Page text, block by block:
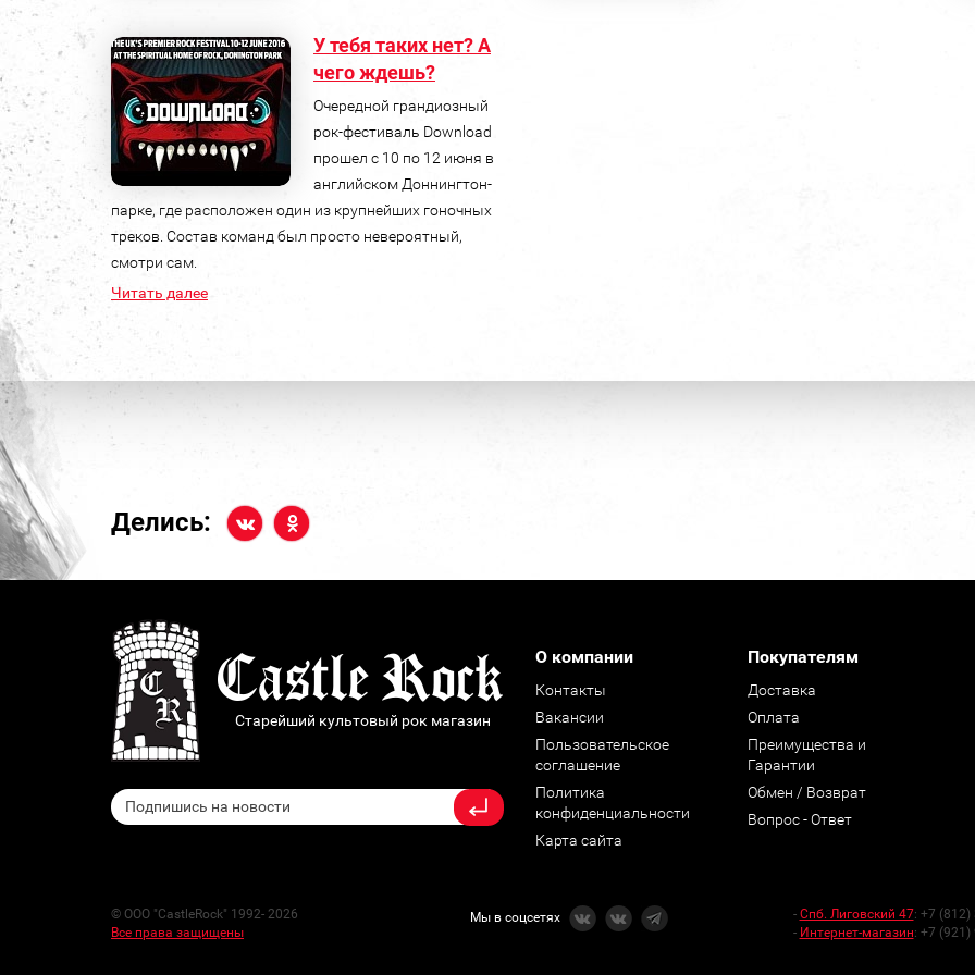
У тебя таких нет? А
чего ждешь?
Очередной грандиозный
рок-фестиваль Download
прошел с 10 по 12 июня в
английском Доннингтон-
парке, где расположен один из крупнейших гоночных
треков. Состав команд был просто невероятный,
смотри сам.
Читать далее
Делись:
Старейший культовый рок магазин
О компании
Контакты
Вакансии
Пользовательское
соглашение
Политика
конфиденциальности
Карта сайта
Покупателям
Доставка
Оплата
Преимущества и
Гарантии
Обмен / Возврат
Вопрос - Ответ
© ООО "CastleRock" 1992- 2026
Все права защищены
Мы в соцсетях - Спб. Лиговский 47: +7 (812)
- Интернет-магазин: +7 (921)